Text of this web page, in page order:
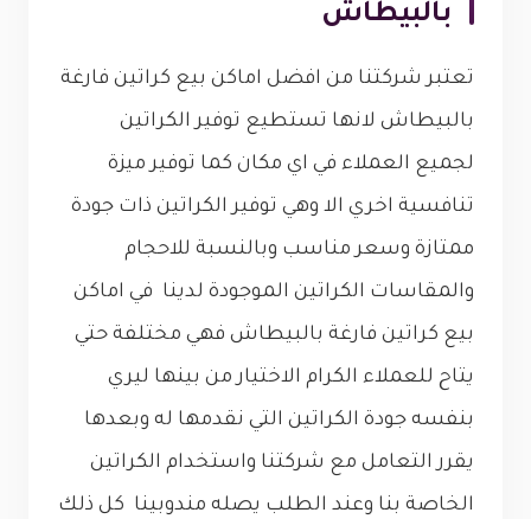
بالبيطاش
تعتبر شركتنا من افضل اماكن بيع كراتين فارغة
بالبيطاش لانها تستطيع توفير الكراتين
لجميع العملاء في اي مكان كما توفير ميزة
تنافسية اخري الا وهي توفير الكراتين ذات جودة
ممتازة وسعر مناسب وبالنسبة للاحجام
والمقاسات الكراتين الموجودة لدينا في اماكن
بيع كراتين فارغة بالبيطاش فهي مختلفة حتي
يتاح للعملاء الكرام الاختيار من بينها ليري
بنفسه جودة الكراتين التي نقدمها له وبعدها
يقرر التعامل مع شركتنا واستخدام الكراتين
الخاصة بنا وعند الطلب يصله مندوبينا كل ذلك